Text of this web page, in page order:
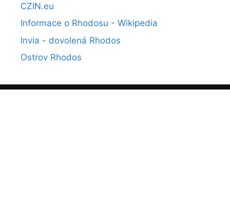
CZIN.eu
Informace o Rhodosu - Wikipedia
Invia - dovolená Rhodos
Ostrov Rhodos